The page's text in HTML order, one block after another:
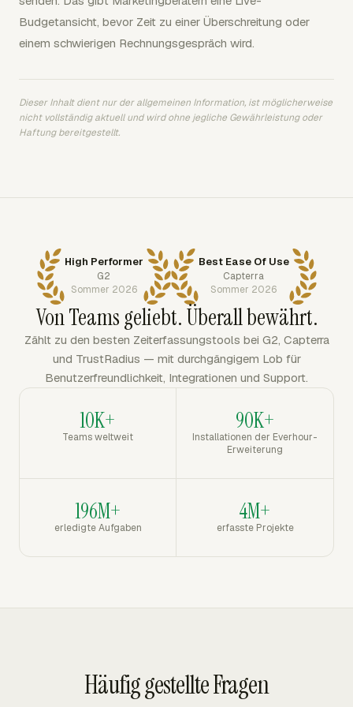
Budgetansicht, bevor Zeit zu einer Überschreitung oder
einem schwierigen Rechnungsgespräch wird.
Dieser Inhalt dient nur der allgemeinen Information, ist möglicherweise
nicht vollständig aktuell und wird ohne jegliche Gewährleistung oder
Haftung bereitgestellt.
High Performer
G2
Sommer 2026
Best Ease Of Use
Capterra
Sommer 2026
Von Teams geliebt. Überall bewährt.
Zählt zu den besten Zeiterfassungstools bei G2, Capterra
und TrustRadius — mit durchgängigem Lob für
Benutzerfreundlichkeit, Integrationen und Support.
10K+
Teams weltweit
90K+
Installationen der Everhour-
Erweiterung
196M+
erledigte Aufgaben
4M+
erfasste Projekte
Häufig gestellte Fragen